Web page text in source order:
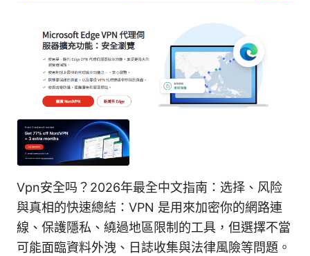
Vpn安全吗？2026年最全中文指南：选择、风险
與真相的快速總結：VPN 是用來加密你的網路連
線、保護隱私、繞過地區限制的工具，但選擇不當
可能面臨資料外洩、日誌收集與法律風險等問題。